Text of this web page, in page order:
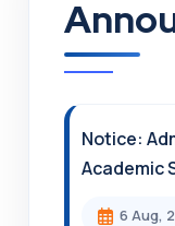
Notice:
Academic
6 Aug,